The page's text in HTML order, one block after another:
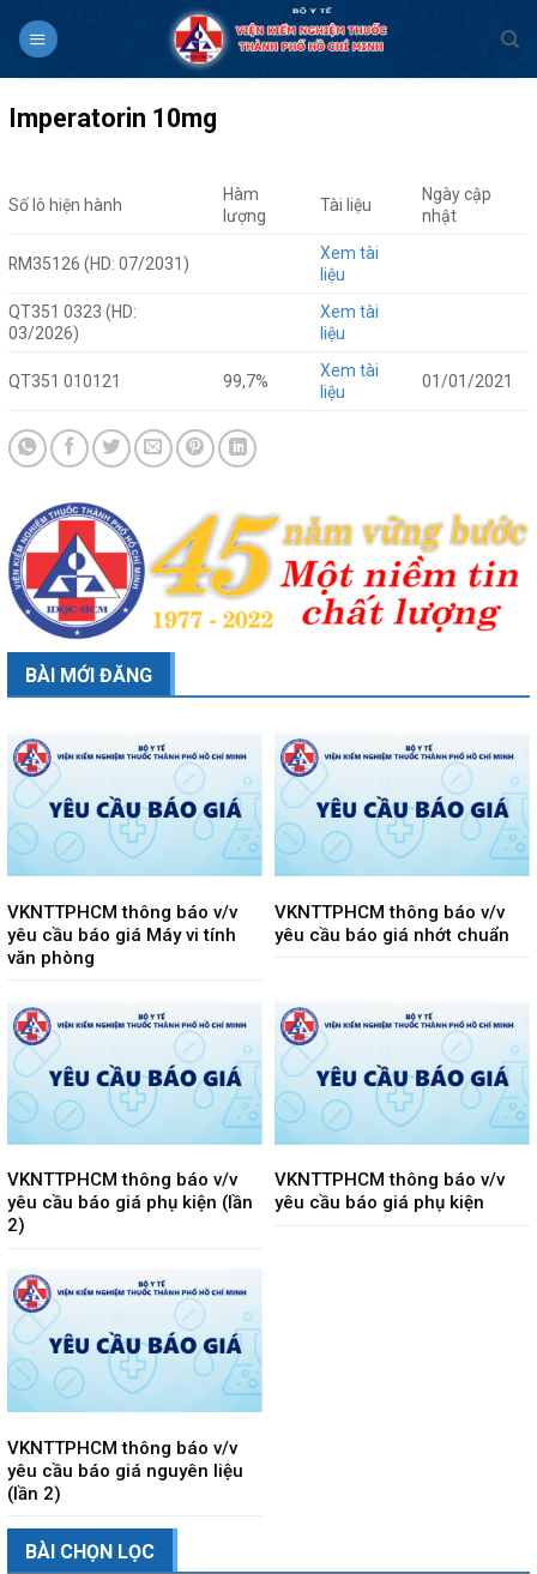
Imperatorin 10mg
Số lô hiện hành
Hàm
lượng
Tài liệu
Ngày cập
nhật
RM35126 (HD: 07/2031)
Xem tài
liệu
QT351 0323 (HD:
03/2026)
Xem tài
liệu
QT351 010121 99,7%
Xem tài
liệu
01/01/2021
BÀI MỚI ĐĂNG
VKNTTPHCM thông báo v/v
yêu cầu báo giá Máy vi tính
văn phòng
VKNTTPHCM thông báo v/v
yêu cầu báo giá nhớt chuẩn
VKNTTPHCM thông báo v/v
yêu cầu báo giá phụ kiện (lần
2)
VKNTTPHCM thông báo v/v
yêu cầu báo giá phụ kiện
VKNTTPHCM thông báo v/v
yêu cầu báo giá nguyên liệu
(lần 2)
BÀI CHỌN LỌC